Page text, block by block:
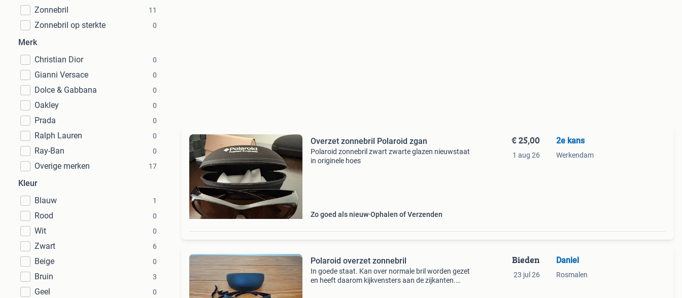
Zonnebril 11
Zonnebril op sterkte 0
Merk
Christian Dior
0
Gianni Versace 0
Dolce & Gabbana 0
Oakley 0
Prada 0
Ralph Lauren 0
Ray-Ban 0
Overige merken 17
Kleur
Blauw
1
Rood 0
Wit 0
Zwart 6
Beige 0
Bruin 3
Geel 0
Overzet zonnebril Polaroid zgan
Polaroid zonnebril zwart zwarte glazen nieuwstaat
in originele hoes
Zo goed als nieuw Ophalen of Verzenden
€ 25,00
1 aug 26
2e kans
Werkendam
Polaroid overzet zonnebril
In goede staat. Kan over normale bril worden gezet
en heeft daarom kijkvensters aan de zijkanten.
Bieden
23 jul 26
Daniel
Rosmalen